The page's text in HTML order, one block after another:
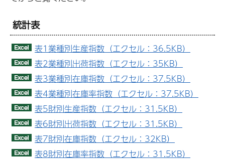
統計表
表1業種別生産指数（エクセル：36.5KB）
表2業種別出荷指数（エクセル：35KB）
表3業種別在庫指数（エクセル：37.5KB）
表4業種別在庫率指数（エクセル：37.5KB）
表5財別生産指数（エクセル：31.5KB）
表6財別出荷指数（エクセル：31.5KB）
表7財別在庫指数（エクセル：32KB）
表8財別在庫率指数（エクセル：31.5KB）